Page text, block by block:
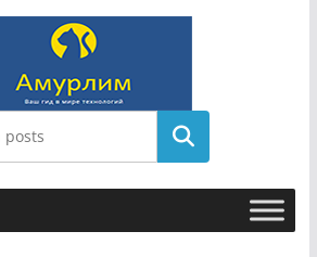
МотоТани?
Гусейна Гасанова заочно
приговорили к четырём годам
Илью Ремесло задержали по делу о
фейках о российской армии
Новые криминальные хроники
связали Диану Шурыгину и Настю
Холод
Поиск